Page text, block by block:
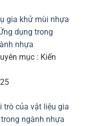
gia khử mùi nhựa
dụng trong
nhựa
mục : Kiến
trò của vật liệu gia
ngành nhựa